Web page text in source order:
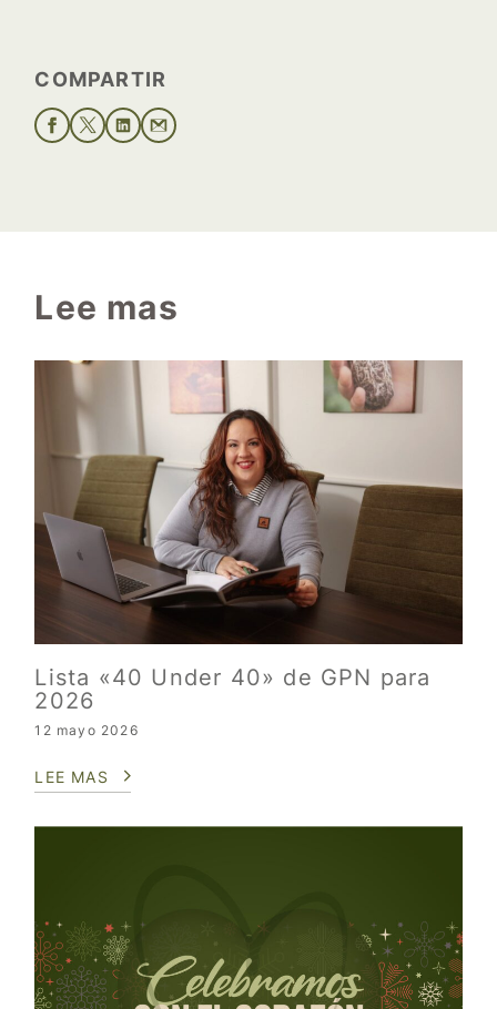
COMPARTIR
Lee mas
Lista «40 Under 40» de GPN para
2026
12 mayo 2026
LEE MAS